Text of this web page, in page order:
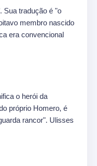
Sua tradução é "o
membro nascido
era convencional
o herói da
próprio Homero, é
rancor". Ulisses